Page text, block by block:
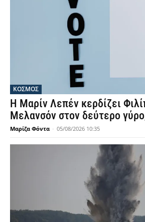
ΚΟΣΜΟΣ
Η Μαρίν Λεπέν κερδίζει
Μελανσόν στον δεύτερο
Μαρίζα Φόντα - 05/08/2026 10:35